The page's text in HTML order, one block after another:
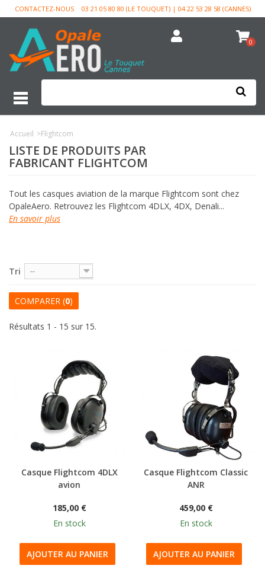
CONTACTEZ-NOUS 03 21 05 80 80 (LE TOUQUET) | 04 22 53 28 58 (CANNES)
0
Accueil >Flightcom
LISTE DE PRODUITS PAR
FABRICANT FLIGHTCOM
Tout les casques aviation de la marque Flightcom sont chez
OpaleAero. Retrouvez les Flightcom 4DLX, 4DX, Denali...
En savoir plus
Tri --
COMPARER (0)
Résultats 1 - 15 sur 15.
Casque Flightcom 4DLX
avion
185,00 €
En stock
AJOUTER AU PANIER
Casque Flightcom Classic
ANR
459,00 €
En stock
AJOUTER AU PANIER